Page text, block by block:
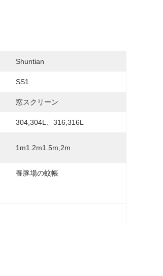
Shuntian
SS1
窓スクリーン
304,304L、316,316L
1m1.2m1.5m,2m
養豚場の蚊帳